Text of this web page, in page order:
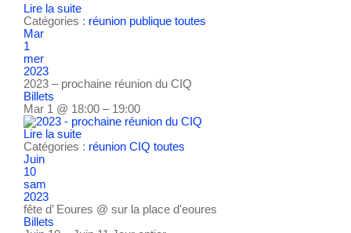
Lire la suite
Catégories : réunion publique toutes
Mar
1
mer
2023
2023 – prochaine réunion du CIQ
Billets
Mar 1 @ 18:00 – 19:00
Lire la suite
Catégories : réunion CIQ toutes
Juin
10
sam
2023
fête d’ Eoures @ sur la place d'eoures
Billets